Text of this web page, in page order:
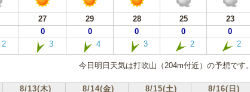
27 29 28 25
23
0 0 0 0
0
2 3 4 3 2 2
今日明日天気は打吹山（204m付近）の予想です。
8/13(木) 8/14(金) 8/15(土) 8/16(日)